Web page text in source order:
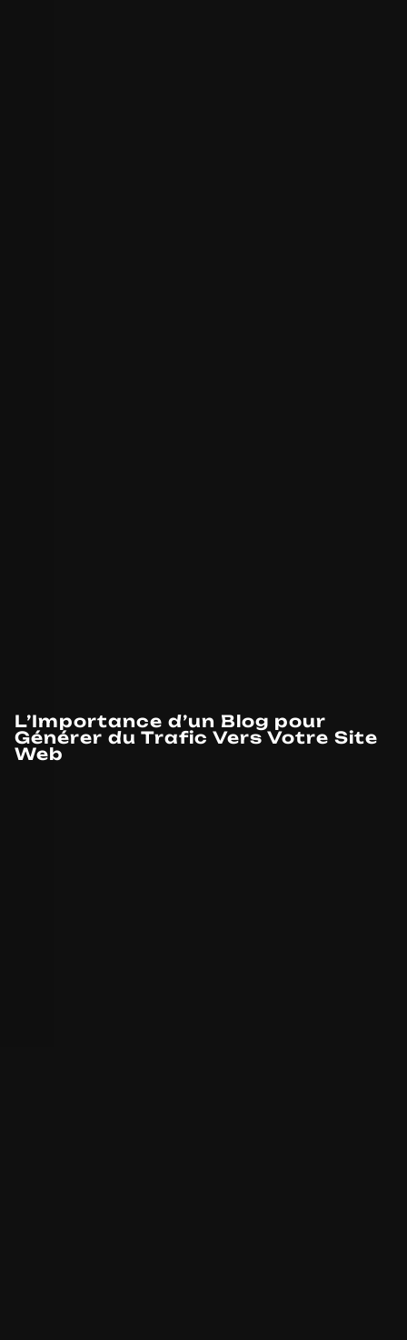
L’Importance d’un Blog pour
Générer du Trafic Vers Votre Site
Web